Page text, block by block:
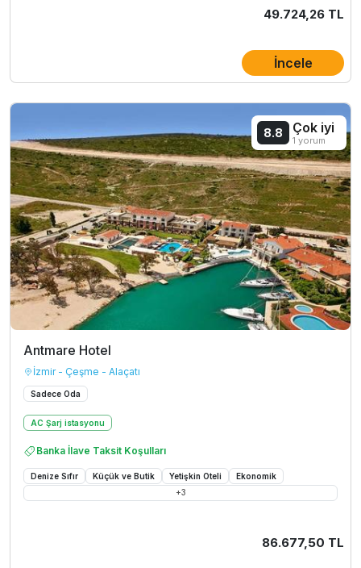
49.724,26 TL
İncele
Antmare Hotel
İzmir - Çeşme - Alaçatı
Sadece Oda
AC Şarj istasyonu
Banka İlave Taksit Koşulları
Denize Sıfır Küçük ve Butik Yetişkin Oteli
Ekonomik
+3
8.8 Çok iyi
1 yorum
86.677,50 TL